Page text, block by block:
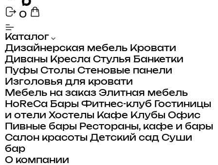
0
Каталог
Дизайнерская мебель Кровати
Диваны Кресла Стулья Банкетки
Пуфы Столы Стеновые панели
Изголовья для кровати
Мебель на заказ Элитная мебель
HoReCa Бары Фитнес-клуб
Гостиницы
и отели Хостелы Кафе Клубы Офис
Пивные бары Рестораны, кафе и бары
Салон красоты Детский сад Суши
бар
О компании